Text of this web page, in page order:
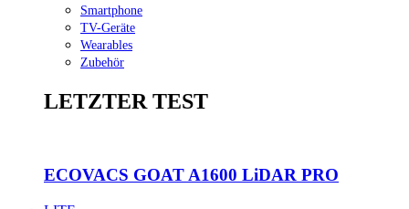
Smartphone
TV-Geräte
Wearables
Zubehör
LETZTER TEST
ECOVACS GOAT A1600 LiDAR PRO